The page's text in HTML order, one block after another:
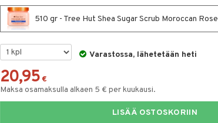
510 gr - Tree Hut Shea Sugar Scrub Moroccan Rose
Varastossa, lähetetään heti
20,95 €
Maksa osamaksulla alkaen 5 € per kuukausi.
LISÄÄ OSTOSKORIIN